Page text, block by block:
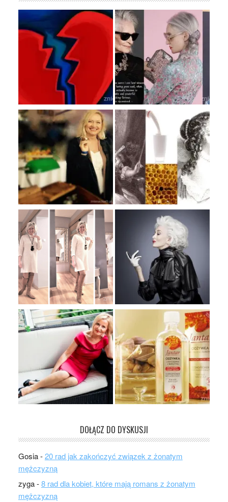
DOŁĄCZ DO DYSKUSJI
Gosia-20 rad jak zakończyć związek z żonatym
mężczyzną
zyga-8 rad dla kobiet, które mają romans z żonatym
mężczyzną